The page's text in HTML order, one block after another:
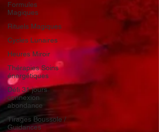
Formules
Magiques
Rituels Magiques
Cycles Lunaires
Heures Miroir
Thérapies Soins
énergétiques
Défi 31 jours
connexion
abondance
Tirages Boussole /
Guidances